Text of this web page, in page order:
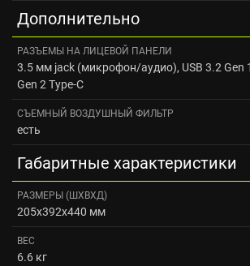
Дополнительно
РАЗЪЕМЫ НА ЛИЦЕВОЙ ПАНЕЛИ
3.5 мм jack (микрофон/аудио), USB 3.2 Gen
Gen 2 Type-C
СЪЕМНЫЙ ВОЗДУШНЫЙ ФИЛЬТР
есть
Габаритные характеристики
РАЗМЕРЫ (ШXВXД)
205x392x440 мм
ВЕС
6.6 кг